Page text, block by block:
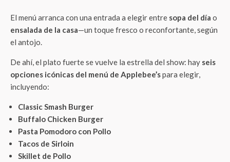
El menú arranca con una entrada a elegir entre sopa del día o
ensalada de la casa—un toque fresco o reconfortante, según
el antojo.
De ahí, el plato fuerte se vuelve la estrella del show: hay seis
opciones icónicas del menú de Applebee’spara elegir,
incluyendo:
Classic Smash Burger
Buffalo Chicken Burger
Pasta Pomodoro con Pollo
Tacos de Sirloin
Skillet de Pollo